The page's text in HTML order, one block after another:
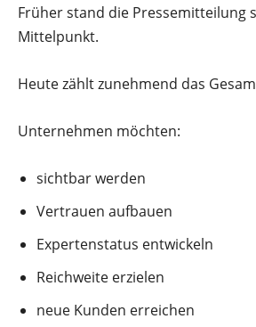
Früher stand die Pressemitteilung
Mittelpunkt.
Heute zählt zunehmend das
Unternehmen möchten:
sichtbar werden
Vertrauen aufbauen
Expertenstatus entwickeln
Reichweite erzielen
neue Kunden erreichen